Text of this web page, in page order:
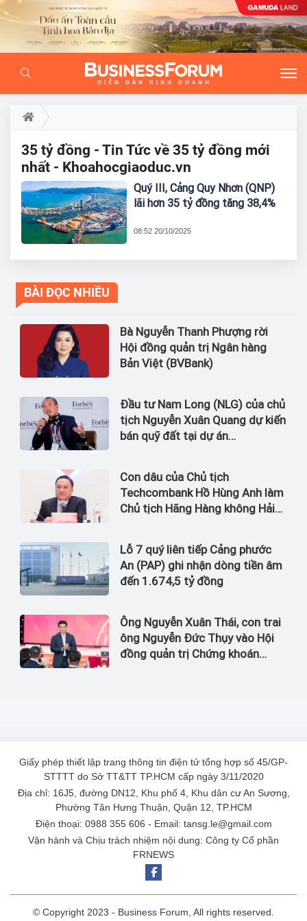
35 tỷ đồng - Tin Tức về 35 tỷ đồng mới
nhất - Khoahocgiaoduc.vn
Quý III, Cảng Quy Nhơn (QNP)
lãi hơn 35 tỷ đồng tăng 38,4%
08:52 20/10/2025
BÀI ĐỌC NHIỀU
Bà Nguyễn Thanh Phượng rời
Hội đồng quản trị Ngân hàng
Bản Việt (BVBank)
Đầu tư Nam Long (NLG) của chủ
tịch Nguyễn Xuân Quang dự kiến
bán quỹ đất tại dự án
Con dâu của Chủ tịch
Techcombank Hồ Hùng Anh làm
Chủ tịch Hãng Hàng không Hải
Lỗ 7 quý liên tiếp Cảng phước
An (PAP) ghi nhận dòng tiền âm
đến 1.674,5 tỷ đồng
Ông Nguyễn Xuân Thái, con trai
ông Nguyễn Đức Thụy vào Hội
đồng quản trị Chứng khoán
Giấy phép thiết lập trang thông tin điện tử tổng hợp số 45/GP-
STTTT do Sở TT&TT TP.HCM cấp ngày 3/11/2020
Địa chỉ: 16J5, đường DN12, Khu phố 4, Khu dân cư An Sương,
Phường Tân Hưng Thuận, Quận 12, TP.HCM
Điện thoại: 0988 355 606 - Email: tansg.le@gmail.com
Vận hành và Chịu trách nhiệm nội dung: Công ty Cổ phần
FRNEWS
© Copyright 2023 - Business Forum, All rights reserved.